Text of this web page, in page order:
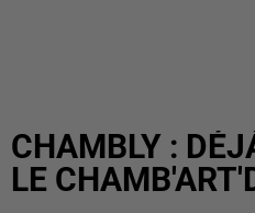
CHAMBLY :
LE